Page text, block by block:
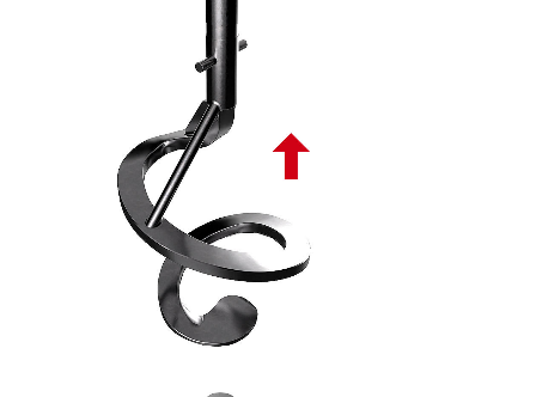
SPIRALE ASCENDENTE PIATTA PL - 8